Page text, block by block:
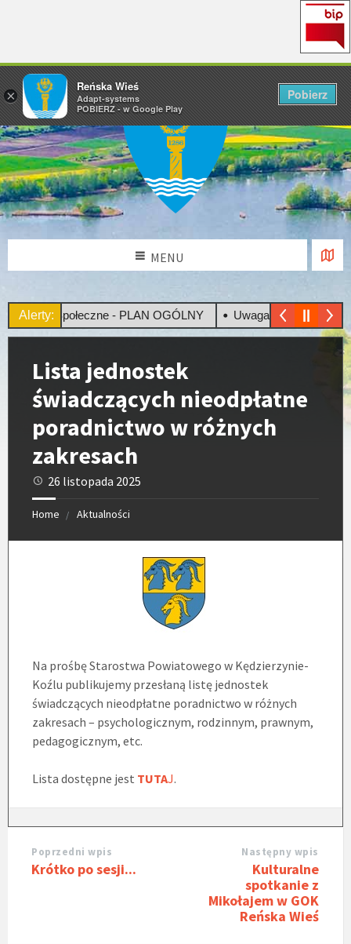
×
Reńska Wieś
Adapt-systems
POBIERZ - w Google Play
Pobierz
MENU
Alerty:Społeczne - PLAN OGÓLNY Uwaga! Upały
Lista jednostek
świadczących nieodpłatne
poradnictwo w różnych
zakresach
26 listopada 2025
Home Aktualności
Na prośbę Starostwa Powiatowego w Kędzierzynie-
Koźlu publikujemy przesłaną listę jednostek
świadczących nieodpłatne poradnictwo w różnych
zakresach – psychologicznym, rodzinnym, prawnym,
pedagogicznym, etc.
Lista dostępne jest TUTAJ.
Poprzedni wpis
Krótko po sesji...
Następny wpis
Kulturalne
spotkanie z
Mikołajem w GOK
Reńska Wieś